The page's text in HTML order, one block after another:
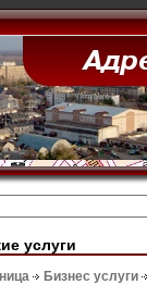
услуги
Бизнес услуги